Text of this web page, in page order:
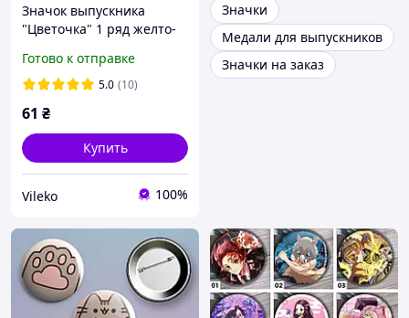
Значок выпускника
"Цветочка" 1 ряд желто-
высота 15 см
Готово к отправке
5.0 (10)
61 ₴
Купить
Vileko 100%
Значки
Медали для выпускников
Значки на заказ